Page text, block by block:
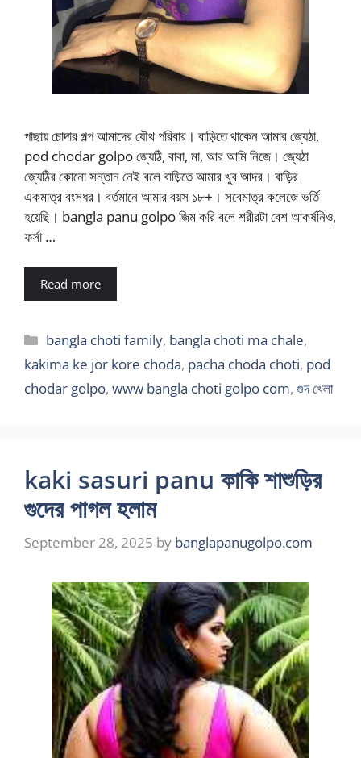
পাছায় চোদার গল্প আমাদের যৌথ পরিবার। বাড়িতে থাকেন আমার জ্যেঠা,
pod chodar golpo জ্যেঠি, বাবা, মা, আর আমি নিজে। জ্যেঠা
জ্যেঠির কোনো সন্তান নেই বলে বাড়িতে আমার খুব আদর। বাড়ির
একমাত্র বংসধর। বর্তমানে আমার বয়স ১৮+। সবেমাত্র কলেজে ভর্তি
হয়েছি। bangla panu golpo জিম করি বলে শরীরটা বেশ আকর্ষনিও,
ফর্সা …
Read more
Categories
bangla choti family, bangla choti ma chale,
kakima ke jor kore choda, pacha choda choti, pod
chodar golpo, www bangla choti golpo com, গুদ খেলা
kaki sasuri panu কাকি শাশুড়ির
গুদের পাগল হলাম
September 28, 2025 by banglapanugolpo.com